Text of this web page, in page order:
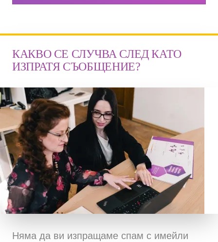
КАКВО СЕ СЛУЧВА СЛЕД КАТО
ИЗПРАТЯ СЪОБЩЕНИЕ?
Няма да ви изпращаме спам с имейли